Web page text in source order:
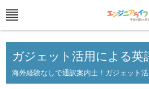
ガジェット活用による英
海外経験なしで通訳案内士！ガジェット